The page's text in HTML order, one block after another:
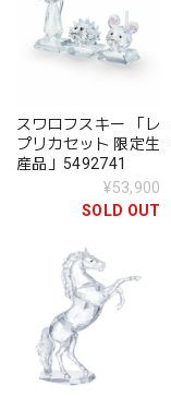
スワロフスキー 「レ
プリカセット 限定生
産品」5492741
¥53,900
SOLD OUT